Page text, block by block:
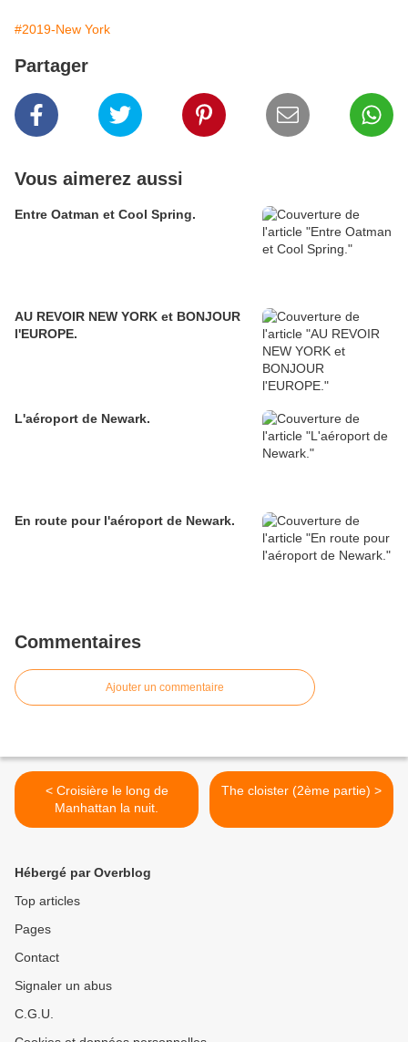
#2019-New York
Partager
Vous aimerez aussi
Entre Oatman et Cool Spring.
AU REVOIR NEW YORK et BONJOUR
l'EUROPE.
L'aéroport de Newark.
En route pour l'aéroport de Newark.
Commentaires
Ajouter un commentaire
< Croisière le long de
Manhattan la nuit.
The cloister (2ème partie) >
Hébergé par Overblog
Top articles
Pages
Contact
Signaler un abus
C.G.U.